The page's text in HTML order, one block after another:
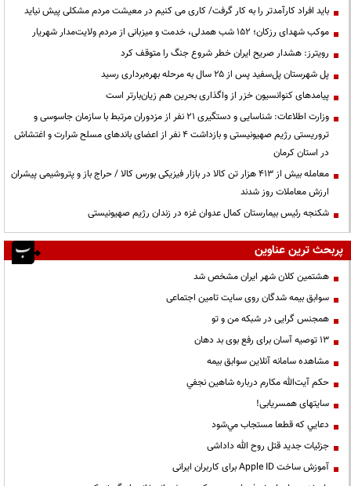
باید افراد کارآمدتر را به کار گرفت/ کاری می کنیم در معیشت مردم مشکلی پیش نیاید
موکب شهدای رزکان؛ ۱۵۲ شب همدلی، خدمت و میزبانی از مردم ولایت‌مدار شهریار
رویترز: هشدار صریح ایران خطر شروع جنگ را متوقف کرد
پل شهرستان پل‌سفید پس از ۲۵ سال به مرحله بهره‌برداری رسید
پیامدهای کنوانسیون خزر از واگذاری بحرین هم زیان‌بارتر است
وزارت اطلاعات: شناسایی و دستگیری ۲۱ نفر از مزدوران مرتبط با سازمان جاسوسی و
تروریستی رژیم صهیونیستی و بازداشت ۴ نفر از اعضای باندهای مسلح شرارت و اغتشاش
در استان کرمان
معامله بیش از ۴۱۳ هزار تن کالا در بازار فیزیکی بورس کالا / حراج باز و پتروشیمی پیشران
ارزش معاملات روز شدند
شکنجه رئیس بیمارستان کمال عدوان غزه در زندان رژیم صهیونیستی
پربحث ترین عناوین
هشتمین کلان شهر ایران مشخص شد
سوابق بیمه شدگان روی سایت تامین اجتماعی
همجنس گرایی در شبکه من و تو
13 توصیه آسان برای رفع بوی بد دهان
مشاهده سامانه آنلاين سوابق بیمه
حكم آيت‌الله مكارم درباره شاهين نجفي
سایتهای همسریابی!
دعايي كه قطعا مستجاب مي‌شود
جزئیات جدید قتل روح الله داداشی
آموزش ساخت Apple ID برای کاربران ایرانی